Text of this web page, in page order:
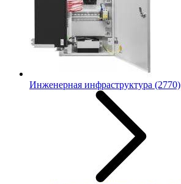
Инженерная инфраструктура (2770)